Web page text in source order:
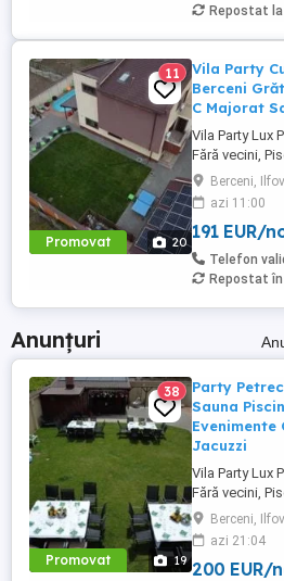
Repostat
Promovat 20
11
Vila Party
Berceni
C Majorat
Vila Party Lux
Fără vecini,
S+P+2E lângă
asfalt, Uber
hotelier,
onomastici ,
, filmări ,
party, ...
Berceni, Ilfov
azi 11:00
191 EUR/
Telefon
Repostat
Anunțuri
Promovat 19
38
Party
Sauna
Jacuzzi
Vila Party Lux
Fără vecini,
450mp
Ilfov) , asfalt,
regim hotelier,
onomastici ,
Berceni, Ilfov
azi 21:04
200 EUR/